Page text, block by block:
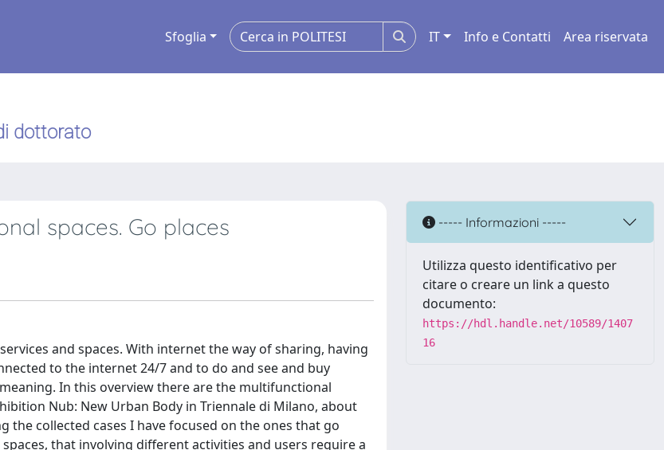
Sfoglia IT Info e Contatti Area riservata
dottorato
spaces. Go places
and spaces. With internet the way of sharing, having
to the internet 24/7 and to do and see and buy
In this overview there are the multifunctional
Nub: New Urban Body in Triennale di Milano, about
collected cases I have focused on the ones that go
that involving different activities and users require a
----- Informazioni -----
Utilizza questo identificativo per
citare o creare un link a questo
documento:
https://hdl.handle.net/10589/1407
16